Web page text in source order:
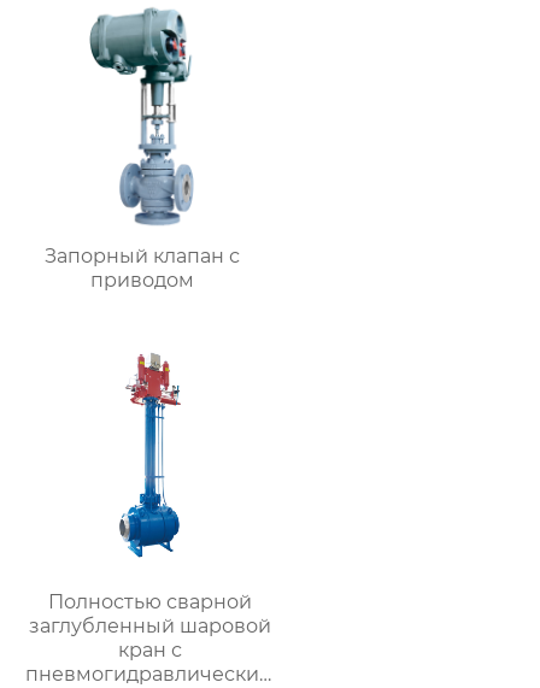
Запорный клапан с
приводом
Полностью сварной
заглубленный шаровой
кран с
пневмогидравлическим